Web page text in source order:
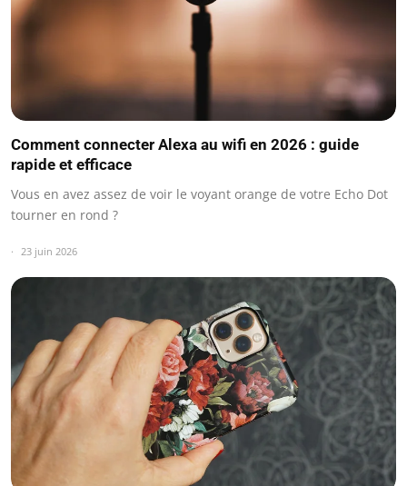
Comment connecter Alexa au wifi en 2026 : guide
rapide et efficace
Vous en avez assez de voir le voyant orange de votre Echo Dot
tourner en rond ?
23 juin 2026